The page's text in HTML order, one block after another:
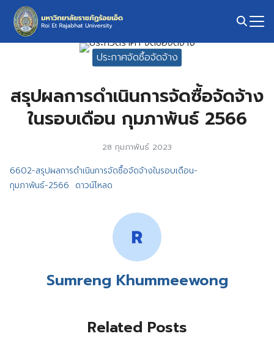
Skip
content
ประกาศจัดซื้อจัดจ้าง
สรุปผลการดำเนินการจัดซื้อจัดจ้าง
ในรอบเดือน กุมภาพันธ์ 2566
28 กุมภาพันธ์ 2023
6602-สรุปผลการดำเนินการจัดซื้อจัดจ้างในรอบเดือน-
กุมภาพันธ์-2566 ดาวน์โหลด
Sumreng Khummeewong
Related Posts